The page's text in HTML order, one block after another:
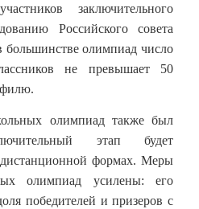
заключительного
Российского совета
олимпиад число
не превышает 50
олимпиад также был
этап будет
формах. Меры
олимпиад усилены: его
победителей и призеров с